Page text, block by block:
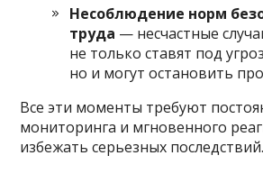
Несоблюдение норм
труда — несчастные
не только ставят под
но и могут остановить
Все эти моменты требуют
мониторинга и мгновенного
избежать серьезных последствий.